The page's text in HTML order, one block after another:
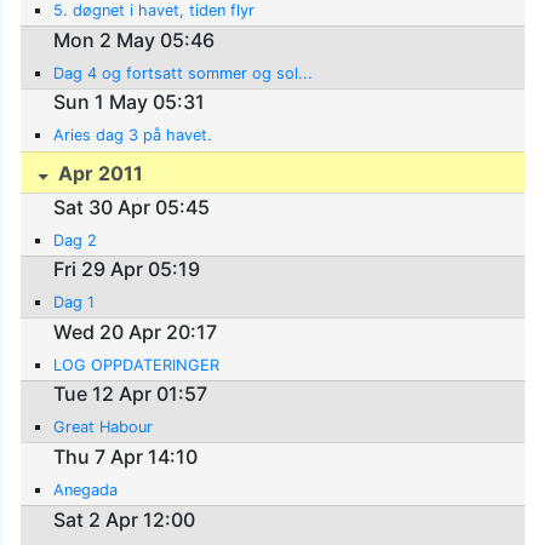
5. døgnet i havet, tiden flyr
Mon 2 May 05:46
Dag 4 og fortsatt sommer og sol...
Sun 1 May 05:31
Aries dag 3 på havet.
Apr 2011
Sat 30 Apr 05:45
Dag 2
Fri 29 Apr 05:19
Dag 1
Wed 20 Apr 20:17
LOG OPPDATERINGER
Tue 12 Apr 01:57
Great Habour
Thu 7 Apr 14:10
Anegada
Sat 2 Apr 12:00